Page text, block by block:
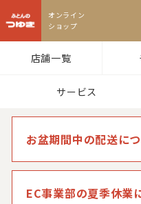
店舗一覧
サービス
お盆期間中の配送に
EC事業部の夏季休業